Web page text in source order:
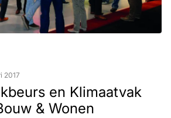
2017
en Klimaatvak
& Wonen